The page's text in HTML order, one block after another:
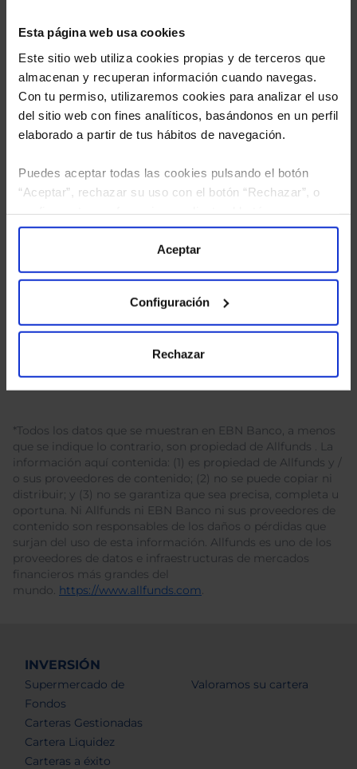
Esta página web usa cookies
Este sitio web utiliza cookies propias y de terceros que
almacenan y recuperan información cuando navegas.
Con tu permiso, utilizaremos cookies para analizar el uso
del sitio web con fines analíticos, basándonos en un perfil
elaborado a partir de tus hábitos de navegación.
Puedes aceptar todas las cookies pulsando el botón
“Aceptar”, rechazar su uso con el botón “Rechazar”, o
“Configuración”. Consulta nuestraPolítica
para más información.
Aceptar
Configuración
Rechazar
tratamiento de mis datos personales.
*Todos los datos que se muestran en EBN Banco, a menos
que se indique lo contrario, son propiedad de Allfunds . La
información aquí contenida: (1) es propiedad de Allfunds y /
o sus proveedores de contenido; (2) no se puede copiar ni
distribuir; y (3) no se garantiza que sea precisa, completa u
oportuna. Ni Allfunds ni EBN Banco ni sus proveedores de
contenido son responsables de los daños o pérdidas que
surjan del uso de esta información. Allfunds es uno de los
proveedores de datos e infraestructuras de mercados
financieros más grandes del
mundo. https://www.allfunds.com.
INVERSIÓN
Supermercado de
Fondos
Carteras Gestionadas
Cartera Liquidez
Carteras a éxito
Valoramos su cartera